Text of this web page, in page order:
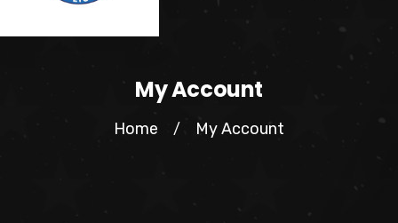
My Account
Home / My Account